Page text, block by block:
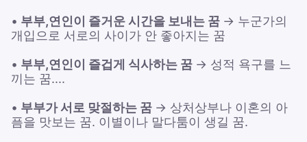
• 부부,연인이 즐거운 시간을 보내는 꿈 → 누군가의
개입으로 서로의 사이가 안 좋아지는 꿈
• 부부,연인이 즐겁게 식사하는 꿈 → 성적 욕구를 느
끼는 꿈....
• 부부가 서로 맞절하는 꿈 → 상처상부나 이혼의 아
픔을 맛보는 꿈. 이별이나 말다툼이 생길 꿈.